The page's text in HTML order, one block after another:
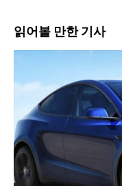
읽어볼 만한 기사